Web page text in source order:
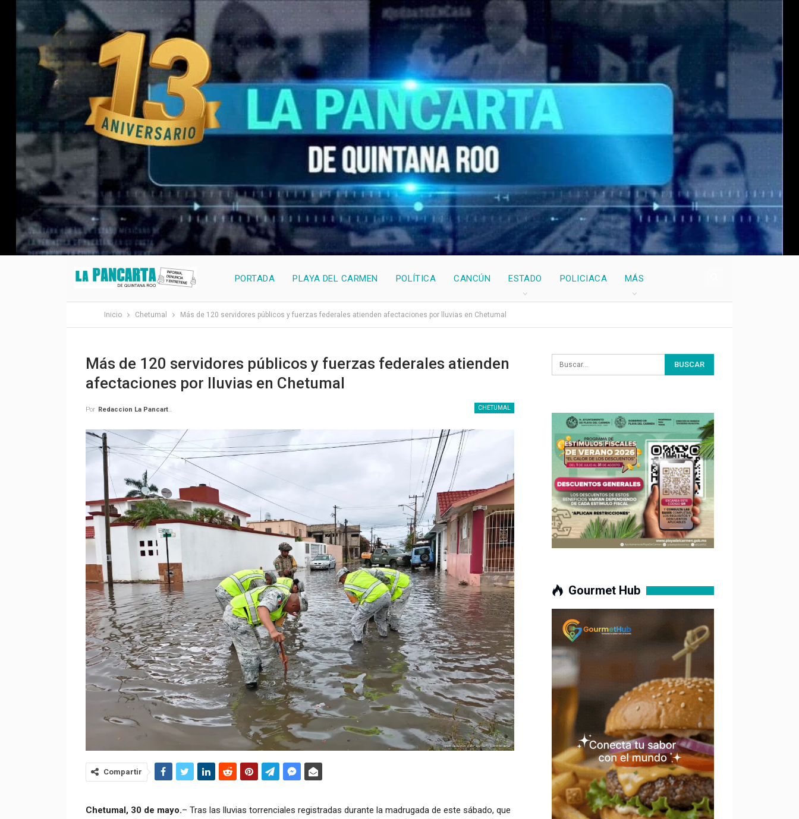
PORTADA PLAYA DEL CARMEN POLÍTICA CANCÚN ESTADO POLICIACA MÁS
Inicio Chetumal Más de 120 servidores públicos y fuerzas federales atienden afectaciones por lluvias en Chetumal
Más de 120 servidores públicos y fuerzas federales atienden
afectaciones por lluvias en Chetumal
CHETUMAL
Por Redaccion La Pancarta De Quintana Roo
Compartir
Chetumal, 30 de mayo.– Tras las lluvias torrenciales registradas durante la madrugada de este sábado, que
Gourmet Hub